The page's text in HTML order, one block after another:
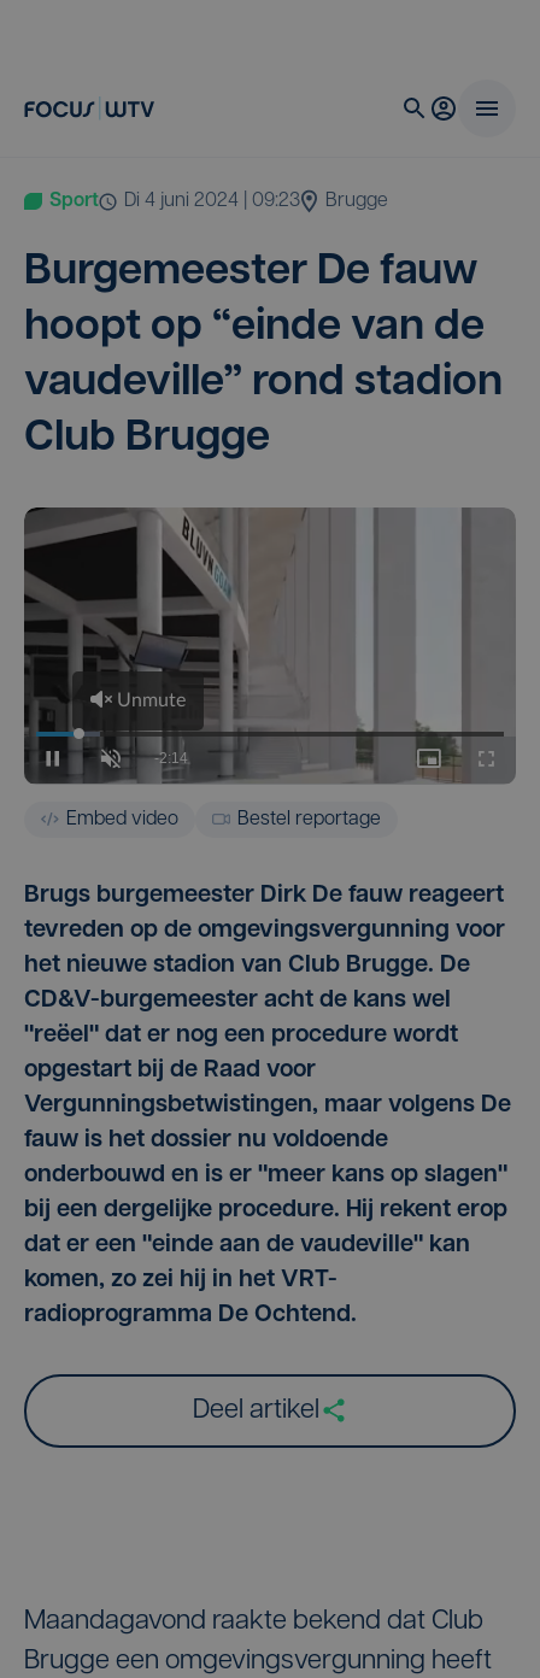
Sport di 4 juni 2024 | 09:23 Brugge
Bur­ge­mees­ter De fauw
hoopt op “ein­de van de
vau­de­vil­le” rond sta­di­on
Club Brugge
Embed video Bestel reportage
Brugs burgemeester Dirk De fauw reageert
tevreden op de omgevingsvergunning voor
het nieuwe stadion van Club Brugge. De
CD&V-burgemeester acht de kans wel
"reëel" dat er nog een procedure wordt
opgestart bij de Raad voor
Vergunningsbetwistingen, maar volgens De
fauw is het dossier nu voldoende
onderbouwd en is er "meer kans op slagen"
bij een dergelijke procedure. Hij rekent erop
dat er een "einde aan de vaudeville" kan
komen, zo zei hij in het VRT-
radioprogramma De Ochtend.
Deel artikel
Maandagavond raakte bekend dat Club
Brugge een omgevingsvergunning heeft